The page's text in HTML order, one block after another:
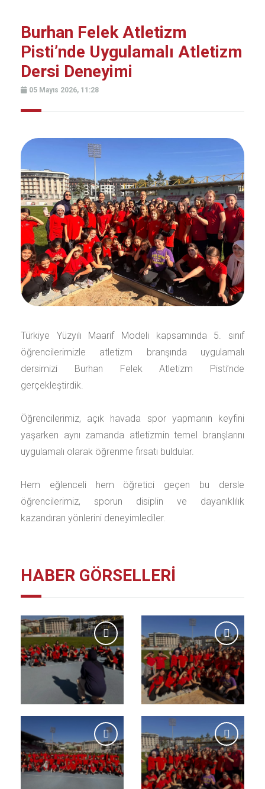
Burhan Felek Atletizm
Pisti’nde Uygulamalı Atletizm
Dersi Deneyimi
05 Mayıs 2026, 11:28
Türkiye Yüzyılı Maarif Modeli kapsamında 5. sınıf
öğrencilerimizle atletizm branşında uygulamalı
dersimizi Burhan Felek Atletizm Pisti’nde
gerçekleştirdik.
Öğrencilerimiz, açık havada spor yapmanın keyfini
yaşarken aynı zamanda atletizmin temel branşlarını
uygulamalı olarak öğrenme fırsatı buldular.
Hem eğlenceli hem öğretici geçen bu dersle
öğrencilerimiz, sporun disiplin ve dayanıklılık
kazandıran yönlerini deneyimlediler.
HABER GÖRSELLERİ